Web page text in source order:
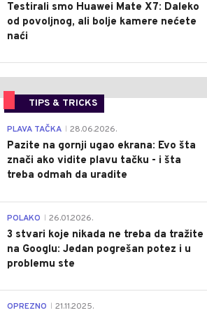
Testirali smo Huawei Mate X7: Daleko
od povoljnog, ali bolje kamere nećete
naći
TIPS & TRICKS
PLAVA TAČKA 28.06.2026.
Pazite na gornji ugao ekrana: Evo šta
znači ako vidite plavu tačku - i šta
treba odmah da uradite
POLAKO 26.01.2026.
3 stvari koje nikada ne treba da tražite
na Googlu: Jedan pogrešan potez i u
problemu ste
OPREZNO 21.11.2025.